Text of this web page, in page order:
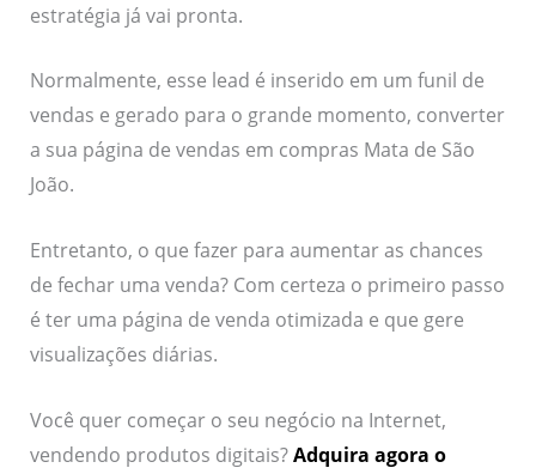
estratégia já vai pronta.
Normalmente, esse lead é inserido em um funil de
vendas e gerado para o grande momento, converter
a sua página de vendas em compras Mata de São
João.
Entretanto, o que fazer para aumentar as chances
de fechar uma venda? Com certeza o primeiro passo
é ter uma página de venda otimizada e que gere
visualizações diárias.
Você quer começar o seu negócio na Internet,
vendendo produtos digitais?Adquira agora o